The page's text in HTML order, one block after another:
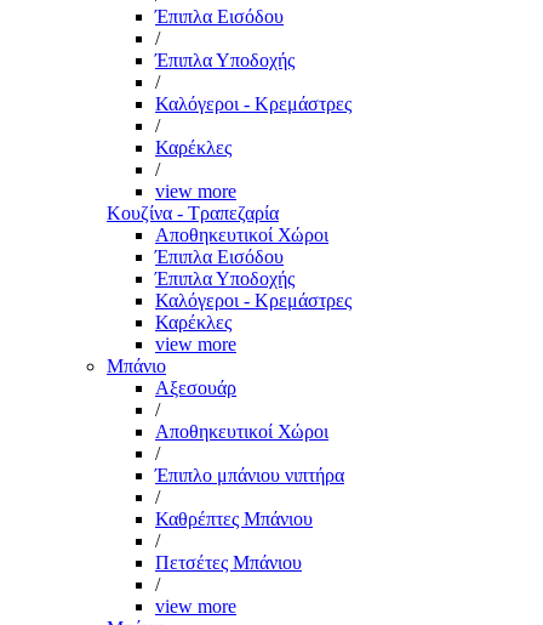
Έπιπλα Εισόδου
/
Έπιπλα Υποδοχής
/
Καλόγεροι - Κρεμάστρες
/
Καρέκλες
/
view more
Κουζίνα - Τραπεζαρία
Αποθηκευτικοί Χώροι
Έπιπλα Εισόδου
Έπιπλα Υποδοχής
Καλόγεροι - Κρεμάστρες
Καρέκλες
view more
Μπάνιο
Αξεσουάρ
/
Αποθηκευτικοί Χώροι
/
Έπιπλο μπάνιου νιπτήρα
/
Καθρέπτες Μπάνιου
/
Πετσέτες Μπάνιου
/
view more